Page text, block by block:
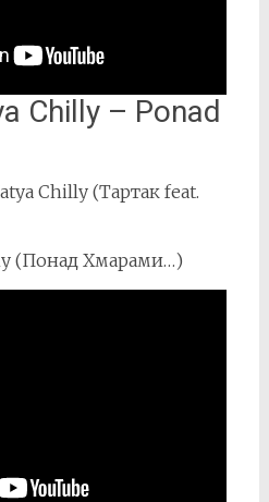
Chilly – Ponad
Chilly (Тартак feat.
(Понад Хмарами…)